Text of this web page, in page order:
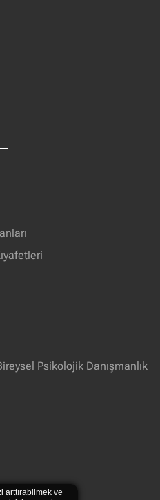
Psikolojik Danışmanlık
arttırabilmek ve